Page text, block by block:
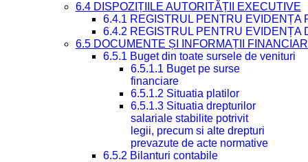
6.4 DISPOZIȚIILE AUTORITĂȚII EXECUTIVE
6.4.1 REGISTRUL PENTRU EVIDENȚA
6.4.2 REGISTRUL PENTRU EVIDENȚA
6.5 DOCUMENTE ȘI INFORMAȚII
6.5.1 Buget din toate sursele de venituri
6.5.1.1 Buget pe surse
financiare
6.5.1.2 Situatia platilor
6.5.1.3 Situatia drepturilor
salariale stabilite potrivit
legii, precum si alte drepturi
prevazute de acte normative
6.5.2 Bilanturi contabile